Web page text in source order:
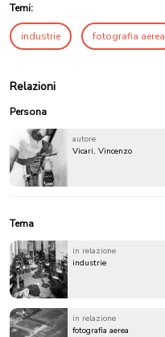
Temi:
industrie fotografia aerea
Relazioni
Persona
autore
Vicari, Vincenzo
Tema
in relazione
industrie
in relazione
fotografia aerea